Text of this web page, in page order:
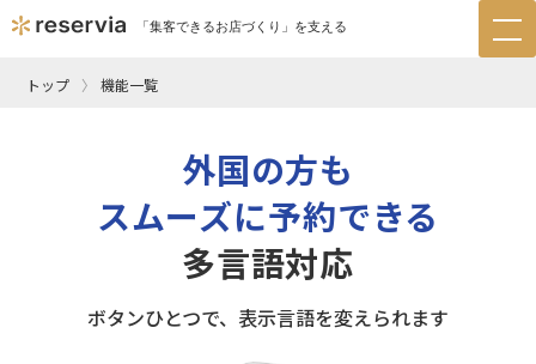
「集客できるお店づくり」を支える
トップ 機能一覧
外国の方も
スムーズに予約できる
多言語対応
ボタンひとつで、表示言語を変えられます